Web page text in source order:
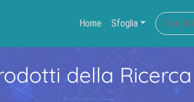
Home Sfoglia
della Ricerca